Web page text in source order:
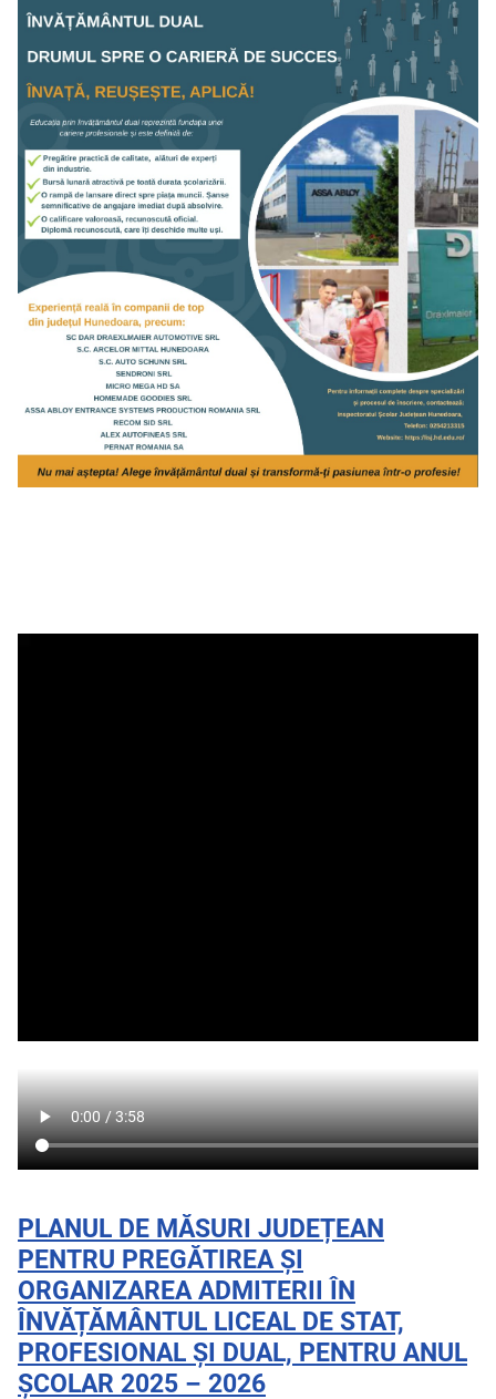
PLANUL DE MĂSURI JUDEȚEAN
PENTRU PREGĂTIREA ȘI
ORGANIZAREA ADMITERII ÎN
ÎNVĂȚĂMÂNTUL LICEAL DE STAT,
PROFESIONAL ȘI DUAL, PENTRU ANUL
ȘCOLAR 2025 – 2026